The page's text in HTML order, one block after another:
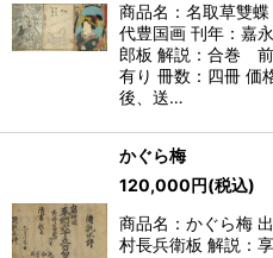
商品名：名取草雙
代豊国画 刊年：嘉
郎板 解説：合巻
有り 冊数：四冊 価
後、送…
かぐら梅
120,000円(税込)
商品名：かぐら梅
村長兵衛板 解説：